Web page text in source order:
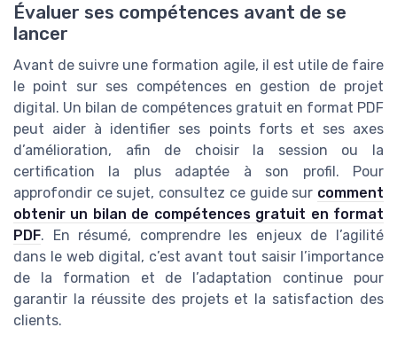
Évaluer ses compétences avant de se
lancer
Avant de suivre une formation agile, il est utile de faire
le point sur ses compétences en gestion de projet
digital. Un bilan de compétences gratuit en format PDF
peut aider à identifier ses points forts et ses axes
d’amélioration, afin de choisir la session ou la
certification la plus adaptée à son profil. Pour
approfondir ce sujet, consultez ce guide sur comment
obtenir un bilan de compétences gratuit en format
PDF. En résumé, comprendre les enjeux de l’agilité
dans le web digital, c’est avant tout saisir l’importance
de la formation et de l’adaptation continue pour
garantir la réussite des projets et la satisfaction des
clients.